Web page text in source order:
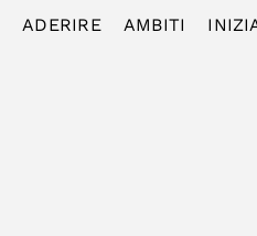
ADERIRE AMBITI